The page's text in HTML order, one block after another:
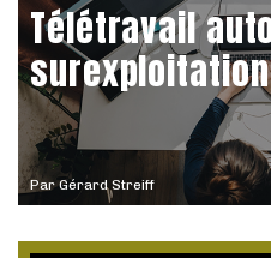
ParGérard Streiff
Télétravail
surexploitation